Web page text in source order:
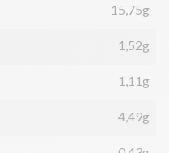
15,75g
1,52g
1,11g
4,49g